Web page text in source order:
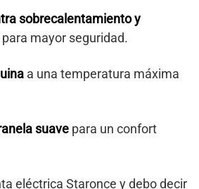
sobrecalentamiento y
para mayor seguridad.
a una temperatura máxima
suave para un confort
eléctrica Staronce y debo decir